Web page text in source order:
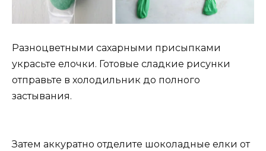
Разноцветными сахарными присыпками
украсьте елочки. Готовые сладкие рисунки
отправьте в холодильник до полного
застывания.
Затем аккуратно отделите шоколадные елки от